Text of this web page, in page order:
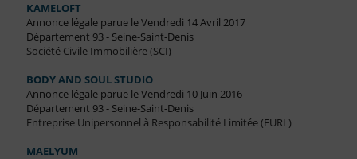
KAMELOFT
Annonce légale parue le Vendredi 14 Avril 2017
Département 93 - Seine-Saint-Denis
Société Civile Immobilière (SCI)
BODY AND SOUL STUDIO
Annonce légale parue le Vendredi 10 Juin 2016
Département 93 - Seine-Saint-Denis
Entreprise Unipersonnel à Responsabilité Limitée (EURL)
MAELYUM